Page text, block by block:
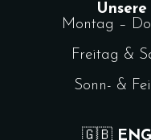
Montag –
Freitag &
Sonn- &
🇬🇧